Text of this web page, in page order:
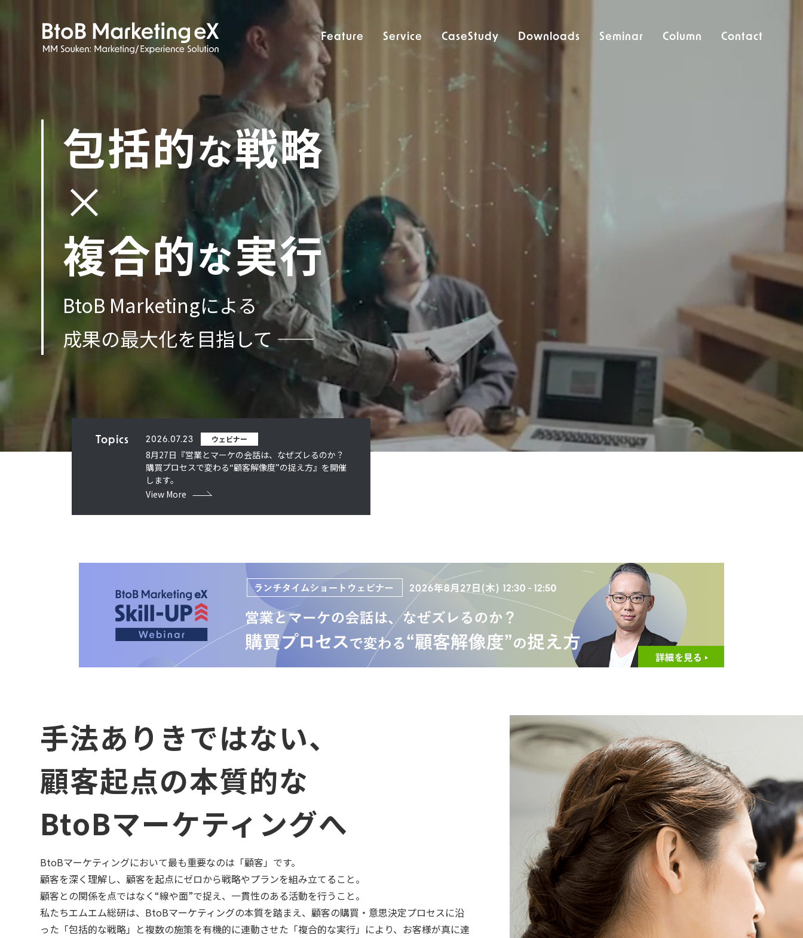
Feature Service CaseStudy Downloads Seminar Column Contact
包括的な戦略
×
複合的な実行
BtoB Marketingによる
成果の最大化を目指して ――
Topics 2026.07.23 ウェビナー
8月27日『営業とマーケの会話は、なぜズレるのか？
購買プロセスで変わる“顧客解像度”の捉え方』を開催
します。
View More
手法ありきではない、
顧客起点の本質的な
BtoBマーケティングへ
BtoBマーケティングにおいて最も重要なのは「顧客」です。
顧客を深く理解し、顧客を起点にゼロから戦略やプランを組み立てること。
顧客との関係を点ではなく“線や面”で捉え、一貫性のある活動を行うこと。
私たちエムエム総研は、BtoBマーケティングの本質を踏まえ、顧客の購買・意思決定プロセスに沿
った「包括的な戦略」と複数の施策を有機的に連動させた「複合的な実行」により、お客様が真に達